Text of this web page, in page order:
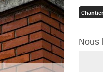
Chantier
Nous